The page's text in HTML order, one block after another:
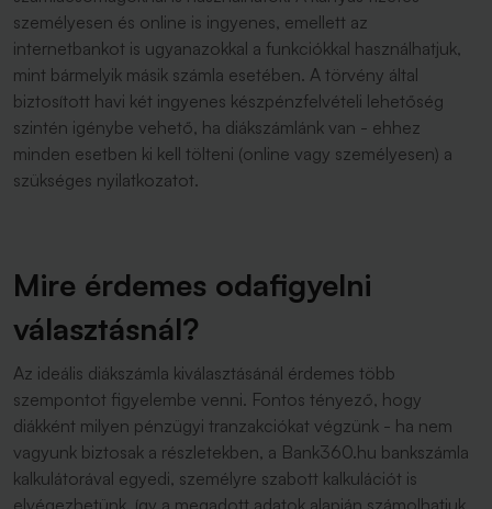
személyesen és online is ingyenes, emellett az
internetbankot is ugyanazokkal a funkciókkal használhatjuk,
mint bármelyik másik számla esetében. A törvény által
biztosított havi két ingyenes készpénzfelvételi lehetőség
szintén igénybe vehető, ha diákszámlánk van - ehhez
minden esetben ki kell tölteni (online vagy személyesen) a
szükséges nyilatkozatot.
Mire érdemes odafigyelni
választásnál?
Az ideális diákszámla kiválasztásánál érdemes több
szempontot figyelembe venni. Fontos tényező, hogy
diákként milyen pénzügyi tranzakciókat végzünk - ha nem
vagyunk biztosak a részletekben, a Bank360.hu bankszámla
kalkulátorával egyedi, személyre szabott kalkulációt is
elvégezhetünk, így a megadott adatok alapján számolhatjuk